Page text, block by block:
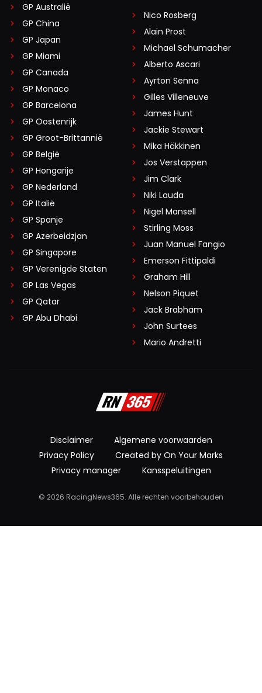
GP Australië
GP China
GP Japan
GP Miami
GP Canada
GP Monaco
GP Barcelona
GP Oostenrijk
GP Groot-Brittannië
GP België
GP Hongarije
GP Nederland
GP Italië
GP Spanje
GP Azerbeidzjan
GP Singapore
GP Verenigde Staten
GP Las Vegas
GP Qatar
GP Abu Dhabi
Nico Rosberg
Alain Prost
Michael Schumacher
Alberto Ascari
Ayrton Senna
Gilles Villeneuve
James Hunt
Jackie Stewart
Mika Häkkinen
Jos Verstappen
Jim Clark
Niki Lauda
Nigel Mansell
Stirling Moss
Juan Manuel Fangio
Emerson Fittipaldi
Graham Hill
Nelson Piquet
Jack Brabham
John Surtees
Mario Andretti
Disclaimer
Algemene voorwaarden
Privacy Policy
Created by On Your Marks
Privacy manager
Kansspeluitingen
© 2026 RacingNews365. Alle rechten voorbehouden